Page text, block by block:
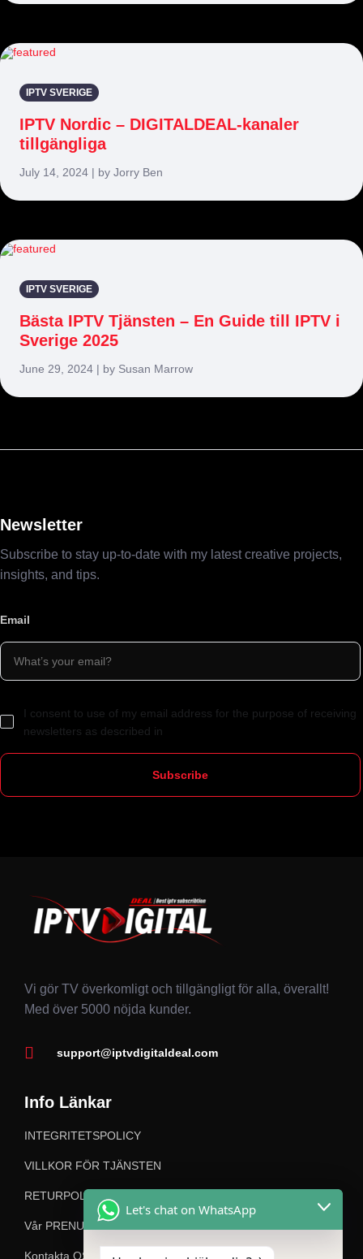
IPTV SVERIGE
IPTV Nordic – DIGITALDEAL-kanaler
tillgängliga
July 14, 2024 | by Jorry Ben
IPTV SVERIGE
Bästa IPTV Tjänsten – En Guide till IPTV i
Sverige 2025
June 29, 2024 | by Susan Marrow
Newsletter
Subscribe to stay up-to-date with my latest creative projects,
insights, and tips.
Email
I consent to use of my email address for the purpose of receiving
newsletters as described in
Vi gör TV överkomligt och tillgängligt för alla, överallt!
Med över 5000 nöjda kunder.
support@iptvdigitaldeal.com
Info Länkar
INTEGRITETSPOLICY
VILLKOR FÖR TJÄNSTEN
RETURPOLICY
Vår PRENUMERATION
Kontakta OSS
Let's chat on WhatsApp